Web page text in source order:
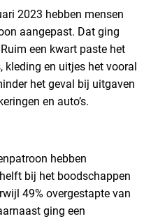
2023 hebben mensen
aangepast. Dat ging
een kwart paste het
kleding en uitjes het vooral
het geval bij uitgaven
en auto’s.
hebben
bij het boodschappen
49% overgestapte van
ging een